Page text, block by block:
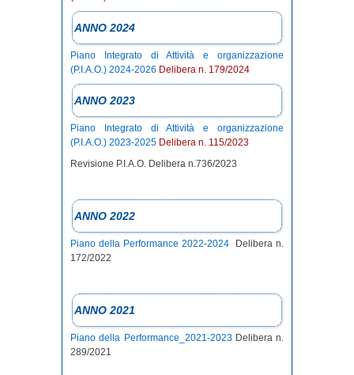
ANNO 2024
Piano Integrato di Attività e organizzazione
(P.I.A.O.) 2024-2026 Delibera n. 179/2024
ANNO 2023
Piano Integrato di Attività e organizzazione
(P.I.A.O.) 2023-2025 Delibera n. 115/2023
Revisione P.I.A.O. Delibera n.736/2023
ANNO 2022
Piano della Performance 2022-2024 Delibera n.
172/2022
ANNO 2021
Piano della Performance_2021-2023 Delibera n.
289/2021